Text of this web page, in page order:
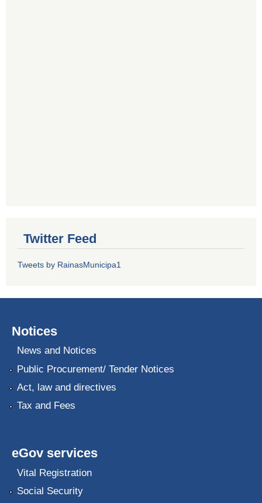
Twitter Feed
Tweets by RainasMunicipa1
Notices
News and Notices
Public Procurement/ Tender Notices
Act, law and directives
Tax and Fees
eGov services
Vital Registration
Social Security